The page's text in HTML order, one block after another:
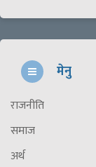
मेनु
राजनीति
समाज
अर्थ